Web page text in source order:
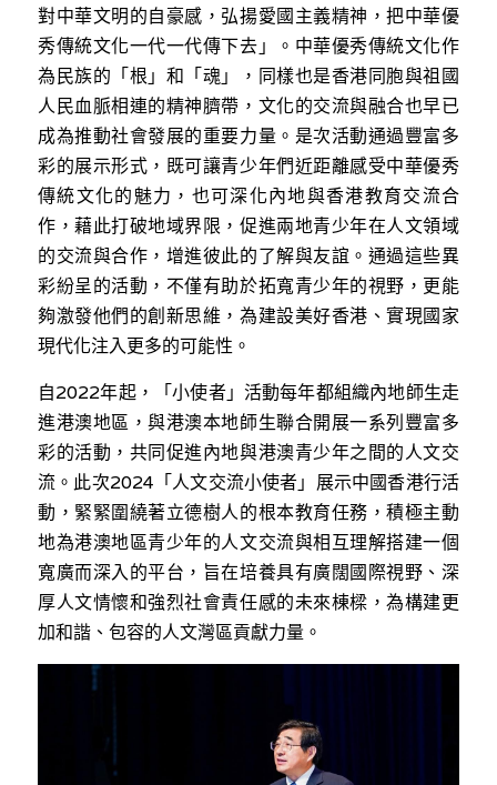
香港科技專上書院｜專欄
對中華文明的自豪感，弘揚愛國主義精神，把中華優
秀傳統文化一代一代傳下去」。中華優秀傳統文化作
為民族的「根」和「魂」，同樣也是香港同胞與祖國
人民血脈相連的精神臍帶，文化的交流與融合也早已
成為推動社會發展的重要力量。是次活動通過豐富多
彩的展示形式，既可讓青少年們近距離感受中華優秀
傳統文化的魅力，也可深化內地與香港教育交流合
作，藉此打破地域界限，促進兩地青少年在人文領域
的交流與合作，增進彼此的了解與友誼。通過這些異
彩紛呈的活動，不僅有助於拓寬青少年的視野，更能
夠激發他們的創新思維，為建設美好香港、實現國家
現代化注入更多的可能性。
自2022年起，「小使者」活動每年都組織內地師生走
進港澳地區，與港澳本地師生聯合開展一系列豐富多
彩的活動，共同促進內地與港澳青少年之間的人文交
流。此次2024「人文交流小使者」展示中國香港行活
動，緊緊圍繞著立德樹人的根本教育任務，積極主動
地為港澳地區青少年的人文交流與相互理解搭建一個
寬廣而深入的平台，旨在培養具有廣闊國際視野、深
厚人文情懷和強烈社會責任感的未來棟樑，為構建更
加和諧、包容的人文灣區貢獻力量。